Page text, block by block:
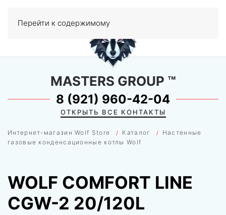
Перейти к содержимому
0
Интернет-магазин Wolf Store Каталог
Настенные
газовые конденсационные котлы Wolf
MASTERS GROUP ™
8 (921) 960-42-04
ОТКРЫТЬ ВСЕ КОНТАКТЫ
WOLF COMFORT LINE
CGW-2 20/120L